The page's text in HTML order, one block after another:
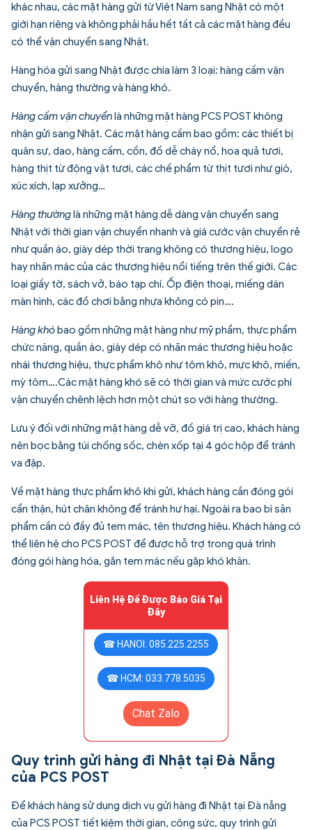
khác nhau, các mặt hàng gửi từ Việt Nam sang Nhật có một
giới hạn riêng và không phải hầu hết tất cả các mặt hàng đều
có thể vận chuyển sang Nhật.
Hàng hóa gửi sang Nhật được chia làm 3 loại: hàng cấm vận
chuyển, hàng thường và hàng khó.
Hàng cấm vận chuyểnlà những mặt hàng PCS POST không
nhận gửi sang Nhật. Các mặt hàng cấm bao gồm: các thiết bị
quân sự, dao, hàng cấm, cồn, đồ dễ cháy nổ, hoa quả tươi,
hàng thịt từ động vật tươi, các chế phẩm từ thịt tươi như giò,
xúc xích, lạp xưởng…
Hàng thườnglà những mặt hàng dễ dàng vận chuyển sang
Nhật với thời gian vận chuyển nhanh và giá cước vận chuyển rẻ
như quần áo, giày dép thời trang không có thương hiệu, logo
hay nhãn mác của các thương hiệu nổi tiếng trên thế giới. Các
loại giấy tờ, sách vở, báo tạp chí. Ốp điện thoại, miếng dán
màn hình, các đồ chơi bằng nhựa không có pin….
Hàng khóbao gồm những mặt hàng như mỹ phẩm, thực phẩm
chức năng, quần áo, giày dép có nhãn mác thương hiệu hoặc
nhái thương hiệu, thực phẩm khô như tôm khô, mực khô, miến,
mỳ tôm….Các mặt hàng khó sẽ có thời gian và mức cước phí
vận chuyển chênh lệch hơn một chút so với hàng thường.
Lưu ý đối với những mặt hàng dễ vỡ, đồ giá trị cao, khách hàng
nên bọc bằng túi chống sốc, chèn xốp tại 4 góc hộp để tránh
va đập.
Về mặt hàng thực phẩm khô khi gửi, khách hàng cần đóng gói
cẩn thận, hút chân không để tránh hư hại. Ngoài ra bao bì sản
phẩm cần có đầy đủ tem mác, tên thương hiệu. Khách hàng có
thể liên hệ cho PCS POST để được hỗ trợ trong quá trình
đóng gói hàng hóa, gắn tem mác nếu gặp khó khăn.
Liên Hệ Để Được Báo Giá Tại
Đây
☎ HANOI: 085.225.2255
☎ HCM: 033.778.5035
Chat Zalo
Quy trình gửi hàng đi Nhật tại Đà Nẵng
của PCS POST
Để khách hàng sử dụng dịch vụ gửi hàng đi Nhật tại Đà nẵng
của PCS POST tiết kiệm thời gian, công sức, quy trình gửi